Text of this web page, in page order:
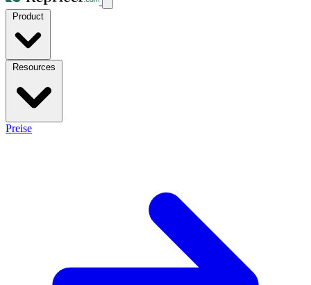
Preise